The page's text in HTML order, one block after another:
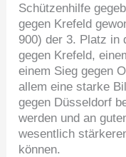
Schützenhilfe
gegen Krefeld
900) der 3. Platz in
gegen Krefeld,
einem Sieg gegen
allem eine starke
gegen Düsseldorf
werden und an
wesentlich
können.